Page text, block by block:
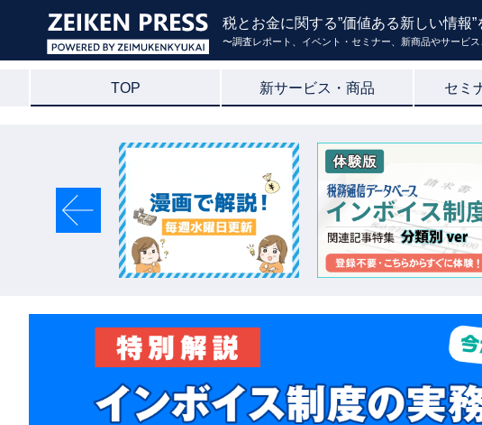
税とお金に関する”価値ある新しい情報”
〜調査レポート、イベント・セミナー、新商品やサービ
TOP 新サービス・商品 セミ
Previous